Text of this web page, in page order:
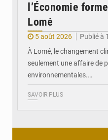
l’Économie
Lomé
5 août 2026
Publié à
À Lomé, le changement
seulement une affaire de
environnementales.…
SAVOIR PLUS